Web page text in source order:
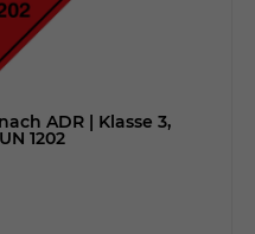
ADR | Klasse 3,
1202